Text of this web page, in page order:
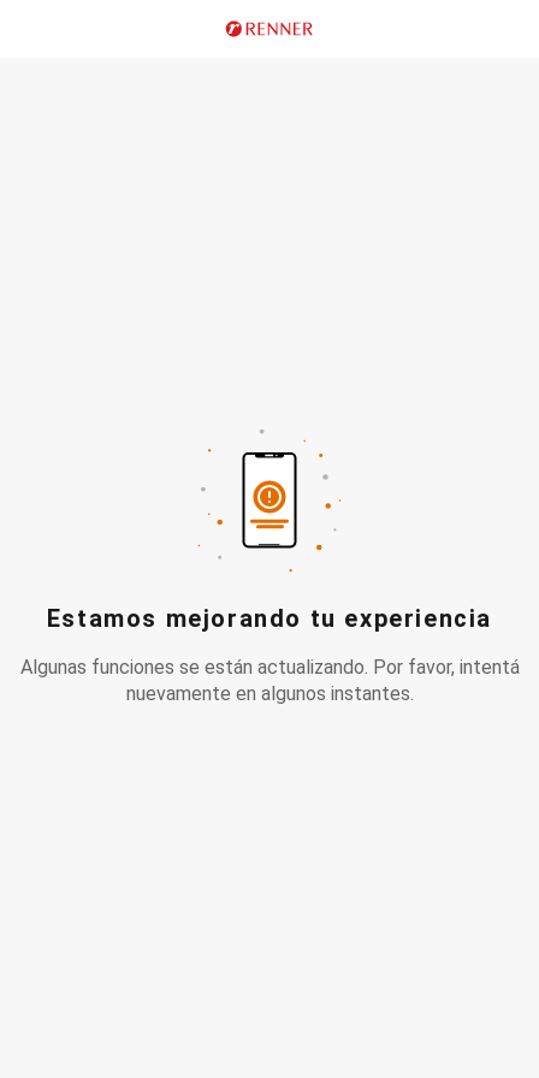
Estamos mejorando tu experiencia
Algunas funciones se están actualizando. Por favor, intentá
nuevamente en algunos instantes.